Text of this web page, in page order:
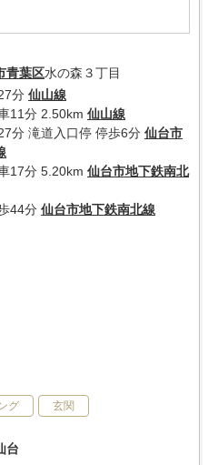
青葉区水の森３丁目
分 仙山線
11分 2.50km 仙山線
分 滝道入口停 停歩6分 仙台市
17分 5.20km 仙台市地下鉄南北
44分 仙台市地下鉄南北線
グ 玄関
台